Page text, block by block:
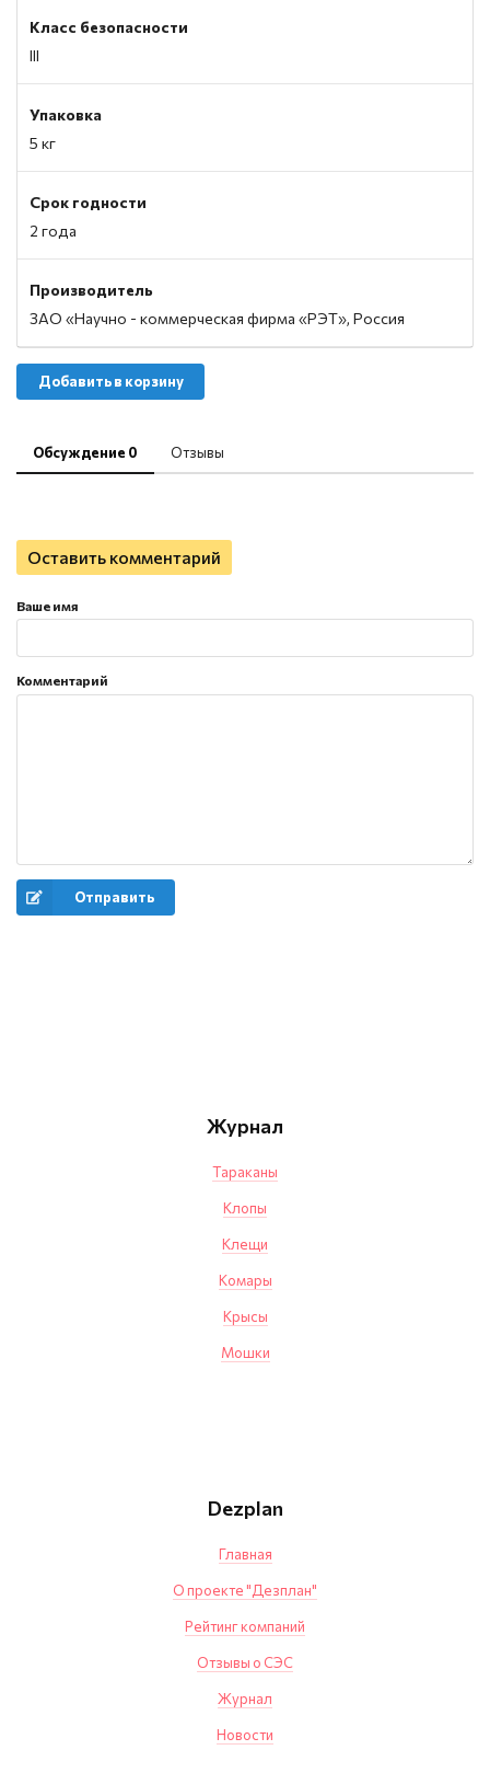
Класс безопасности
III
Упаковка
5 кг
Срок годности
2 года
Производитель
ЗАО «Научно - коммерческая фирма «РЭТ», Россия
Добавить в корзину
Обсуждение 0 Отзывы
Оставить комментарий
Ваше имя
Комментарий
Отправить
Dezplan
Главная
О проекте "Дезплан"
Рейтинг компаний
Отзывы о СЭС
Журнал
Новости
Журнал
Тараканы
Клопы
Клещи
Комары
Крысы
Мошки